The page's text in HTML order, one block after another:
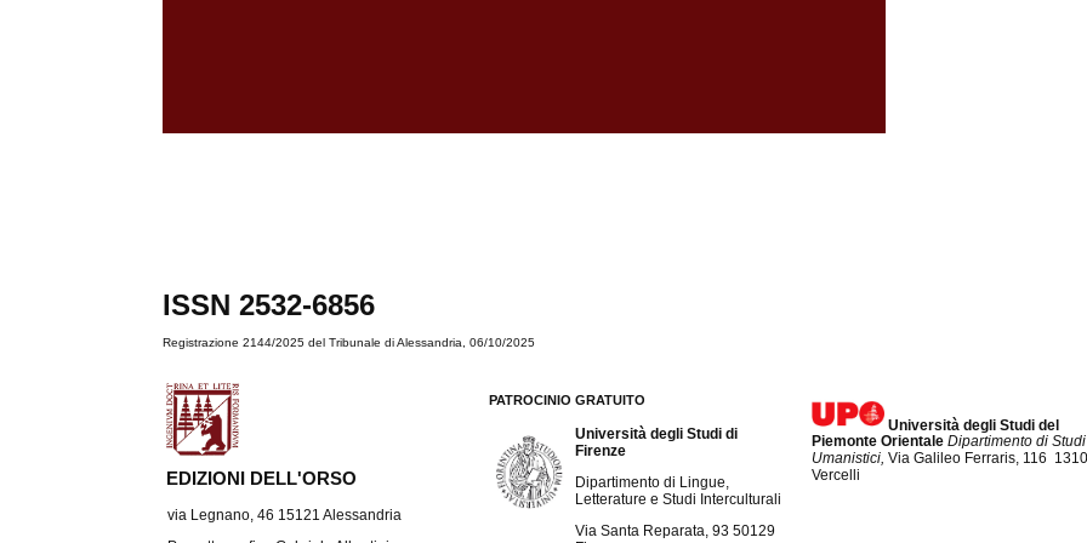
ISSN 2532-6856
Registrazione 2144/2025 del Tribunale di Alessandria, 06/10/2025
EDIZIONI DELL'ORSO
via Legnano, 46 15121 Alessandria
PATROCINIO GRATUITO
Università degli Studi di
Firenze
Dipartimento di Lingue,
Letterature e Studi Interculturali
Via Santa Reparata, 93 50129
Università degli Studi del
Piemonte OrientaleDipartimento di Studi
Umanistici,Via Galileo Ferraris, 116
Vercelli